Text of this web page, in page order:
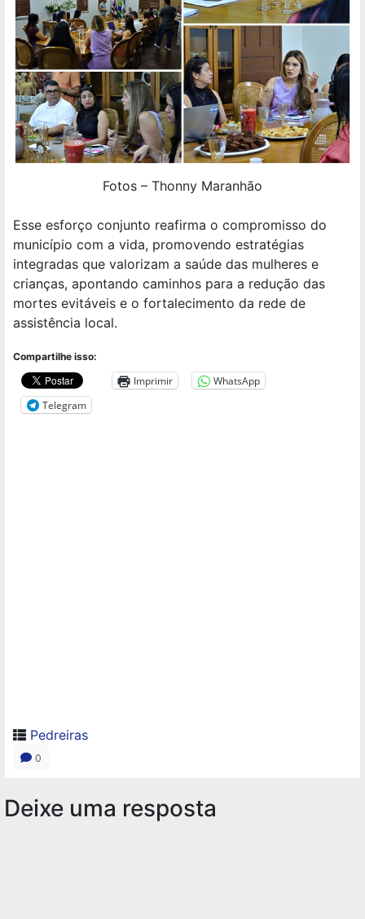
Fotos – Thonny Maranhão
Esse esforço conjunto reafirma o compromisso do
município com a vida, promovendo estratégias
integradas que valorizam a saúde das mulheres e
crianças, apontando caminhos para a redução das
mortes evitáveis e o fortalecimento da rede de
assistência local.
Compartilhe isso:
Imprimir
WhatsApp
Telegram
Pedreiras
0
Deixe uma resposta